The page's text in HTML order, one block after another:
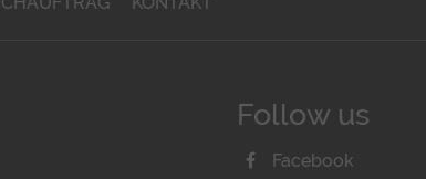
Follow us
Facebook